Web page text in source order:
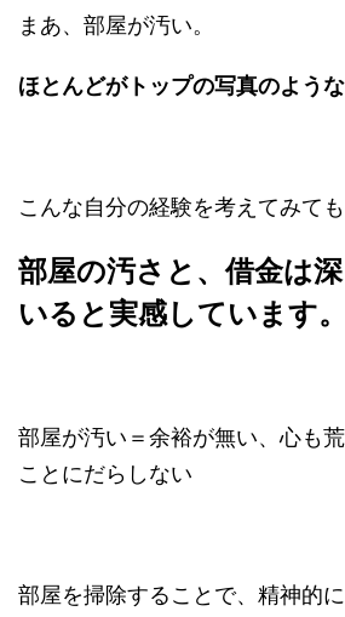
まあ、部屋が汚い。
ほとんどがトップの写真のよう
こんな自分の経験を考えてみても
部屋の汚さと、借金は
いると実感しています。
部屋が汚い＝余裕が無い、心も
ことにだらしない
部屋を掃除することで、精神的